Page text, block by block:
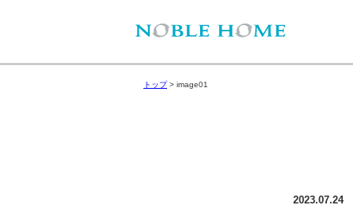
トップ> image01
2023.07.24